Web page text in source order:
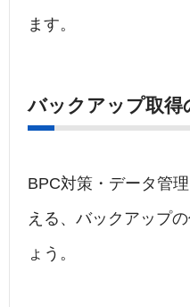
ます。
バックアップ取得
BPC対策・データ管
える、バックアップ
ょう。